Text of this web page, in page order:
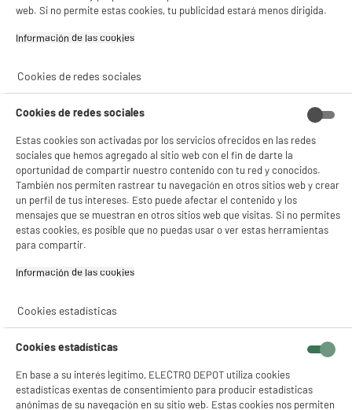
web. Si no permite estas cookies, tu publicidad estará menos dirigida.
Información de las cookies‎
Cookies de redes sociales
Cookies de redes sociales
Estas cookies son activadas por los servicios ofrecidos en las redes
sociales que hemos agregado al sitio web con el fin de darte la
oportunidad de compartir nuestro contenido con tu red y conocidos.
También nos permiten rastrear tu navegación en otros sitios web y crear
un perfil de tus intereses. Esto puede afectar el contenido y los
mensajes que se muestran en otros sitios web que visitas. Si no permites
estas cookies, es posible que no puedas usar o ver estas herramientas
para compartir.
Información de las cookies‎
Cookies estadísticas
Cookies estadísticas
En base a su interés legítimo, ELECTRO DEPOT utiliza cookies
estadísticas exentas de consentimiento para producir estadísticas
anónimas de su navegación en su sitio web. Estas cookies nos permiten